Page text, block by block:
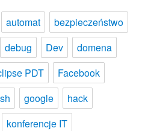
automat
bezpieczeństwo
debug Dev
domena
PDT
Facebook
google
hack
konferencje IT